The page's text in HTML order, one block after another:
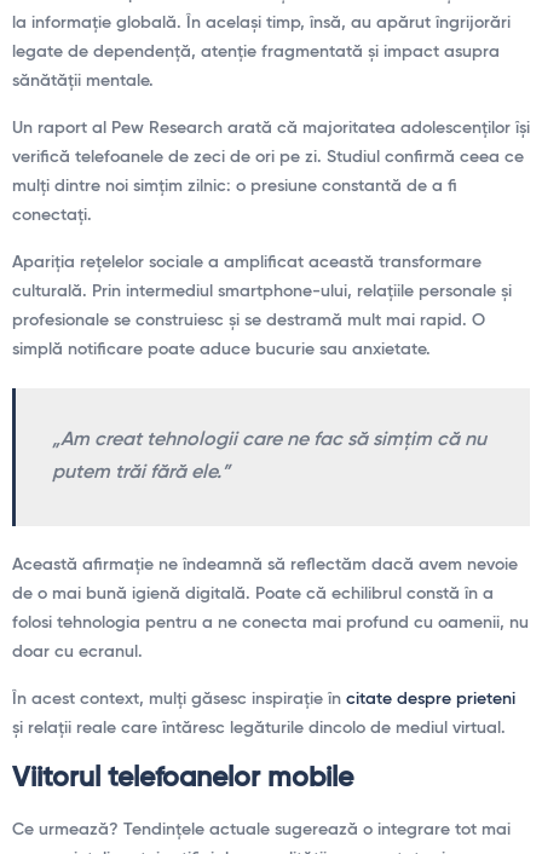
la informație globală. În același timp, însă, au apărut îngrijorări
legate de dependență, atenție fragmentată și impact asupra
sănătății mentale.
Un raport al Pew Research arată că majoritatea adolescenților își
verifică telefoanele de zeci de ori pe zi. Studiul confirmă ceea ce
mulți dintre noi simțim zilnic: o presiune constantă de a fi
conectați.
Apariția rețelelor sociale a amplificat această transformare
culturală. Prin intermediul smartphone-ului, relațiile personale și
profesionale se construiesc și se destramă mult mai rapid. O
simplă notificare poate aduce bucurie sau anxietate.
„Am creat tehnologii care ne fac să simțim că nu
putem trăi fără ele.”
Această afirmație ne îndeamnă să reflectăm dacă avem nevoie
de o mai bună igienă digitală. Poate că echilibrul constă în a
folosi tehnologia pentru a ne conecta mai profund cu oamenii, nu
doar cu ecranul.
În acest context, mulți găsesc inspirație în citate despre prieteni
și relații reale care întăresc legăturile dincolo de mediul virtual.
Viitorul telefoanelor mobile
Ce urmează? Tendințele actuale sugerează o integrare tot mai